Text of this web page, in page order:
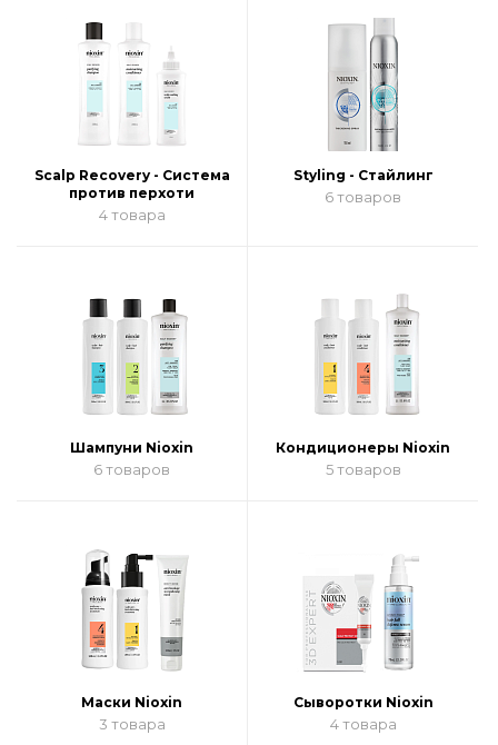
Scalp Recovery - Система
против перхоти
4 товара
Styling - Стайлинг
6 товаров
Шампуни Nioxin
6 товаров
Кондиционеры Nioxin
5 товаров
Маски Nioxin
3 товара
Сыворотки Nioxin
4 товара